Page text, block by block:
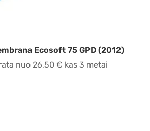
Ecosoft 75 GPD (2012)
nuo26,50€ kas 3 metai